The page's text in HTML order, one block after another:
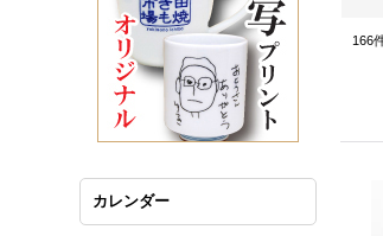
カレンダー
166